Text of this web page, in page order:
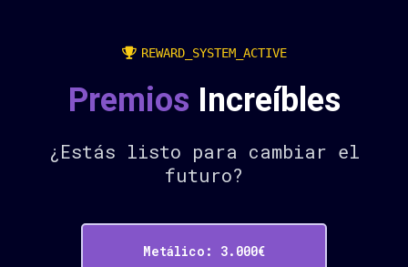
REWARD_SYSTEM_ACTIVE
Premios Increíbles
¿Estás listo para cambiar el
futuro?
Metálico: 3.000€